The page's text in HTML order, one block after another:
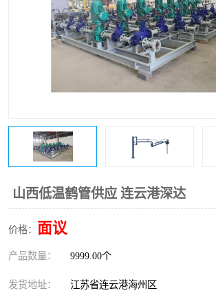
山西低温鹤管供应 连云港深达
价格： 面议
产品数量： 9999.00个
发货地址： 江苏省连云港海州区
撬装鹤管 汽车鹤管